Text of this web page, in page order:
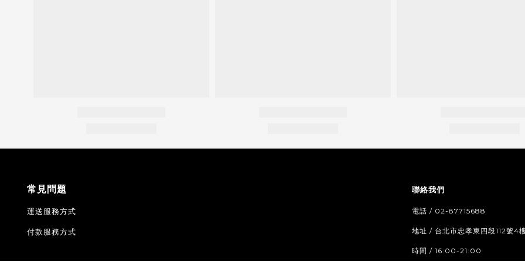
常見問題
運送服務方式
付款服務方式
聯絡我們
電話 / 02-87715688
地址 / 台北市忠孝東四段112號4
時間 / 16:00-21:00